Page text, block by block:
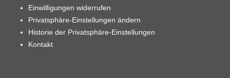
Einwilligungen widerrufen
Privatsphäre-Einstellungen ändern
Historie der Privatsphäre-Einstellungen
Kontakt